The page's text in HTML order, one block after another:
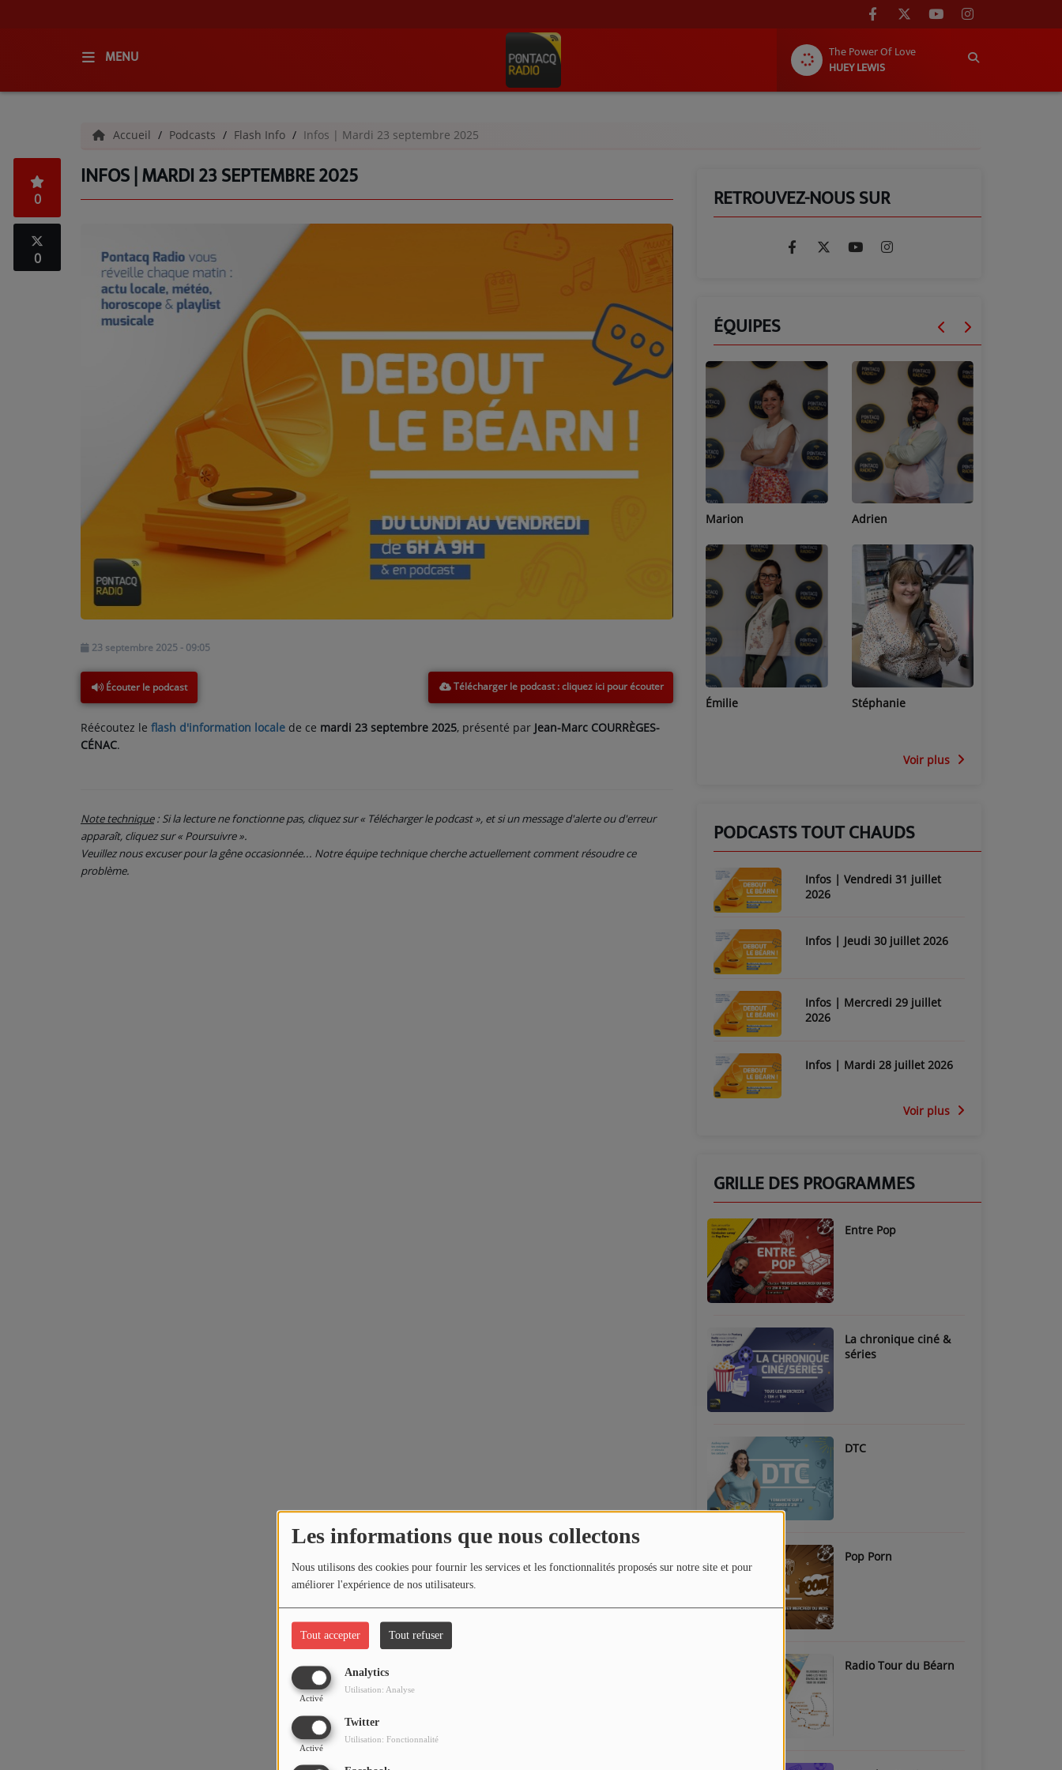
Les informations que nous collectons
Nous utilisons des cookies pour fournir les services et les fonctionnalités proposés sur notre site et pour
améliorer l'expérience de nos utilisateurs.
Tout accepter Tout refuser
Analytics
Activé
Utilisation: Analyse
Twitter
Activé
Utilisation: Fonctionnalité
MENU
The Power Of Love
HUEY LEWIS
QUI SOMMES-NOUS ?
GRILLE DES PROGRAMMES
C'ÉTAIT QUOI CE TITRE ?
VOS ÉMISSIONS EN IMAGES
ANNONCEURS & ESPACE PRO
VOTRE PUBLICITÉ SUR PONTACQ RADIO
LOCATION DE STUDIOS
ÉDUCATION AUX MÉDIAS ET À
L'INFORMATION
EN QUOI ÇA CONSISTE ?
ÉCOUTEZ LES PRODUCTIONS
RECRUTEMENT
VENEZ DANS LE PUBLIC !
Accueil Podcasts Flash Info Infos | Mardi 23 septembre 2025
INFOS | MARDI 23 SEPTEMBRE 2025
0
0
23 septembre 2025 - 09:05
Écouter le podcast Télécharger le podcast
Réécoutez le flash d'information locale de ce mardi 23 septembre 2025, présenté par Jean-Marc COURRÈGES-
CÉNAC.
Note technique: Si la lecture ne fonctionne pas, cliquez sur « Télécharger le podcast », et si un message d'alerte ou d'erreur
apparaît, cliquez sur « Poursuivre ».
Veuillez nous excuser pour la gêne occasionnée... Notre équipe technique cherche actuellement comment résoudre ce
problème.
RETROUVEZ-NOUS SUR
ÉQUIPES
Marion
Émilie
Adrien
Stéphanie
Lucas
Jean-Michel
Voir plus
PODCASTS TOUT CHAUDS
Infos | Vendredi 31 juillet
2026
Infos | Jeudi 30 juillet 2026
Infos | Mercredi 29 juillet
2026
Infos | Mardi 28 juillet 2026
Voir plus
GRILLE DES PROGRAMMES
Entre Pop
La chronique ciné &
séries
DTC
Pop Porn
Radio Tour du Béarn